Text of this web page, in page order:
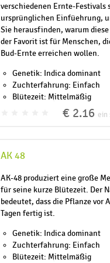
verschiedenen Ernte-Festivals
ursprünglichen Einfüehrung,
Sie herausfinden, warum
der Favorit ist für Menschen,
Bud-Ernte erreichen wollen.
Genetik: Indica dominant
Zuchterfahrung: Einfach
Blütezeit: Mittelmäßig
€ 2.16 ein
AK 48
AK-48 produziert eine große
für seine kurze Blütezeit. Der
bedeutet, dass die Pflanze vor
Tagen fertig ist.
Genetik: Indica dominant
Zuchterfahrung: Einfach
Blütezeit: Mittelmäßig